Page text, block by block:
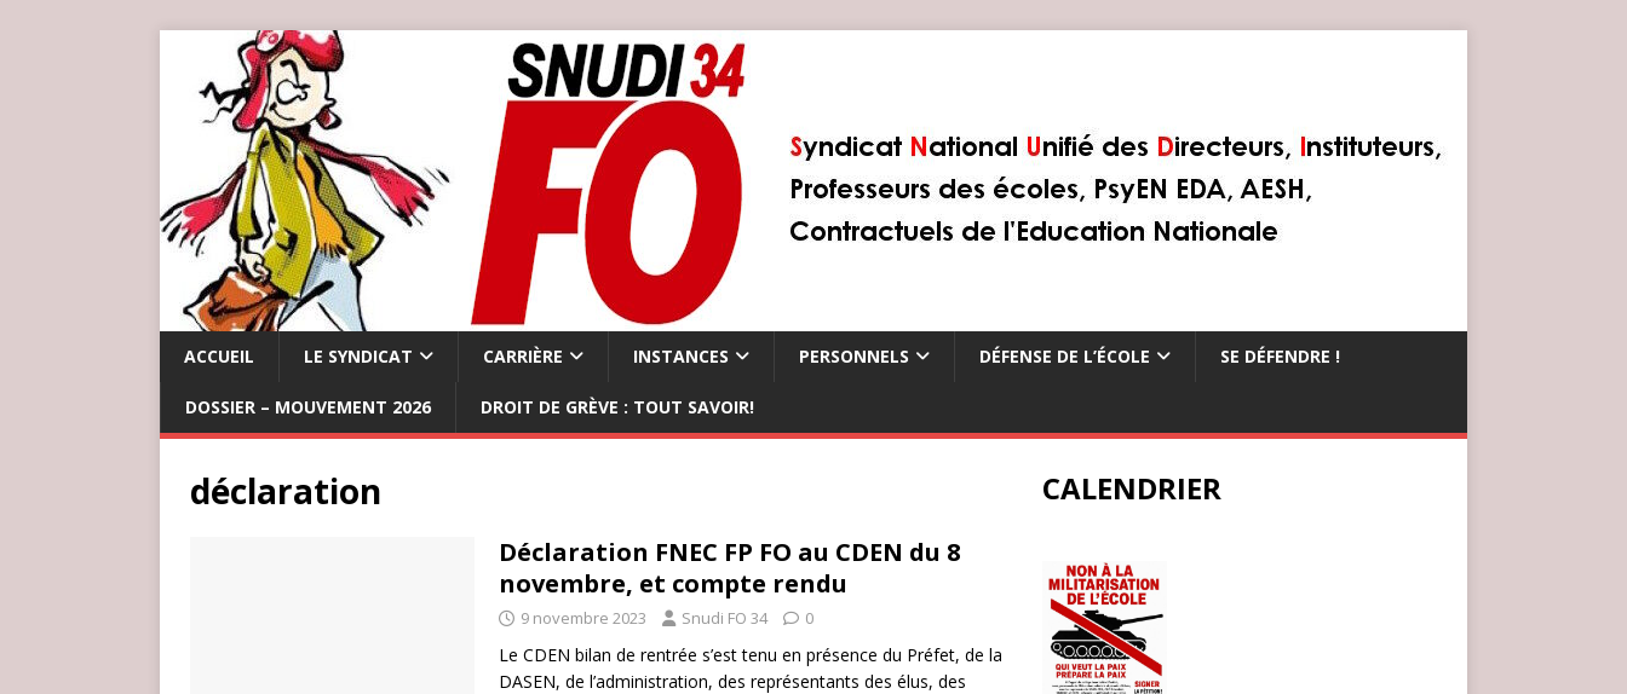
ACCUEIL LE SYNDICAT CARRIÈRE INSTANCES PERSONNELS DÉFENSE DE L’ÉCOLE SE DÉFENDRE !
DOSSIER – MOUVEMENT 2026 DROIT DE GRÈVE : TOUT SAVOIR!
déclaration
Déclaration FNEC FP FO au CDEN du 8
novembre, et compte rendu
9 novembre 2023 Snudi FO 34 0
Le CDEN bilan de rentrée s’est tenu en présence du Préfet, de la
DASEN, de l’administration, des représentants des élus, des
CALENDRIER